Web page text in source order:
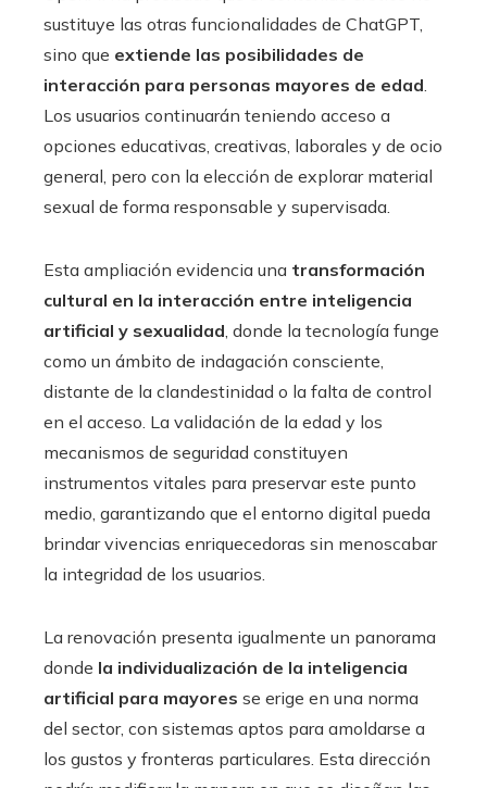
sustituye las otras funcionalidades de ChatGPT,
sino que extiende las posibilidades de
interacción para personas mayores de edad
Los usuarios continuarán teniendo acceso a
opciones educativas, creativas, laborales y de ocio
general, pero con la elección de explorar material
sexual de forma responsable y supervisada.
Esta ampliación evidencia una transformación
cultural en la interacción entre inteligencia
artificial y sexualidad , donde la tecnología funge
como un ámbito de indagación consciente,
distante de la clandestinidad o la falta de control
en el acceso. La validación de la edad y los
mecanismos de seguridad constituyen
instrumentos vitales para preservar este punto
medio, garantizando que el entorno digital pueda
brindar vivencias enriquecedoras sin menoscabar
la integridad de los usuarios.
La renovación presenta igualmente un panorama
donde la individualización de la inteligencia
artificial para mayores se erige en una norma
del sector, con sistemas aptos para amoldarse a
los gustos y fronteras particulares. Esta dirección